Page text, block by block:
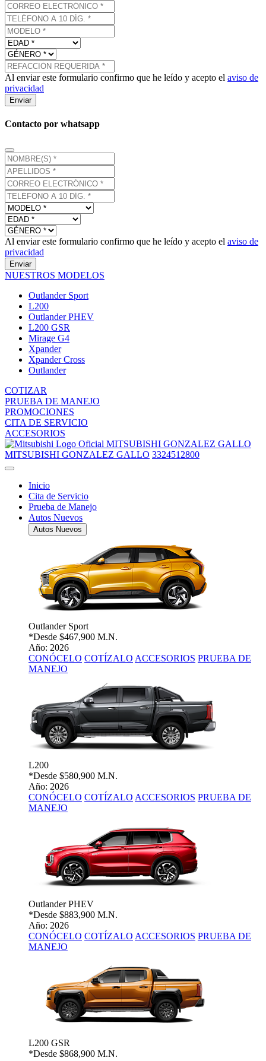
Al enviar este formulario confirmo que he leído y acepto el aviso de
privacidad
Enviar
Contacto por whatsapp
Al enviar este formulario confirmo que he leído y acepto el aviso de
privacidad
Enviar
NUESTROS MODELOS
Outlander Sport
L200
Outlander PHEV
L200 GSR
Mirage G4
Xpander
Xpander Cross
Outlander
COTIZAR
PRUEBA DE MANEJO
PROMOCIONES
CITA DE SERVICIO
ACCESORIOS
MITSUBISHI GONZALEZ GALLO
MITSUBISHI GONZALEZ GALLO 3324512800
Inicio
Cita de Servicio
Prueba de Manejo
Autos Nuevos
Autos Nuevos
Outlander Sport
*Desde $467,900 M.N.
Año: 2026
CONÓCELO COTÍZALO ACCESORIOS PRUEBA DE
MANEJO
L200
*Desde $580,900 M.N.
Año: 2026
CONÓCELO COTÍZALO ACCESORIOS PRUEBA DE
MANEJO
Outlander PHEV
*Desde $883,900 M.N.
Año: 2026
CONÓCELO COTÍZALO ACCESORIOS PRUEBA DE
MANEJO
L200 GSR
*Desde $868,900 M.N.